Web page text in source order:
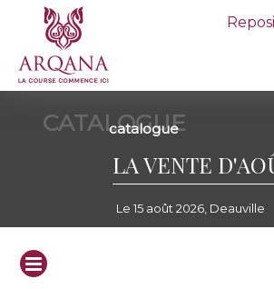
CATALOGUE
catalogue
LA VENTE
Le 15 août 2026, Deauville